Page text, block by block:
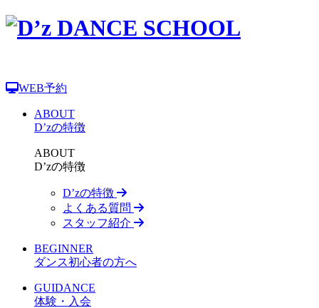
WEB予約
ABOUT
D’zの特徴
ABOUT
D’zの特徴
D’zの特徴
よくある質問
スタッフ紹介
BEGINNER
ダンス初心者の方へ
GUIDANCE
体験・入会